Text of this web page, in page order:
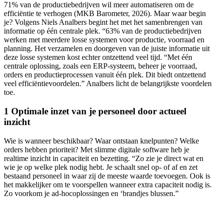
71% van de productiebedrijven wil meer automatiseren om de
efficiëntie te verhogen (MKB Barometer, 2026). Maar waar begin
je? Volgens Niels Analbers begint het met het samenbrengen van
informatie op één centrale plek. “63% van de productiebedrijven
werken met meerdere losse systemen voor productie, voorraad en
planning. Het verzamelen en doorgeven van de juiste informatie uit
deze losse systemen kost echter ontzettend veel tijd. “Met één
centrale oplossing, zoals een ERP-systeem, beheer je voorraad,
orders en productieprocessen vanuit één plek. Dit biedt ontzettend
veel efficiëntievoordelen.” Analbers licht de belangrijkste voordelen
toe.
1 Optimale inzet van je personeel door actueel
inzicht
Wie is wanneer beschikbaar? Waar ontstaan knelpunten? Welke
orders hebben prioriteit? Met slimme digitale software heb je
realtime inzicht in capaciteit en bezetting. “Zo zie je direct wat en
wie je op welke plek nodig hebt. Je schaalt snel op- of af en zet
bestaand personeel in waar zij de meeste waarde toevoegen. Ook is
het makkelijker om te voorspellen wanneer extra capaciteit nodig is.
Zo voorkom je ad-hocoplossingen en ‘brandjes blussen.”